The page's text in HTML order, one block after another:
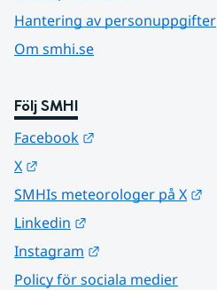
Hantering av personuppgifter
Om smhi.se
Följ SMHI
Facebook
X
SMHIs meteorologer på X
Linkedin
Instagram
Policy för sociala medier